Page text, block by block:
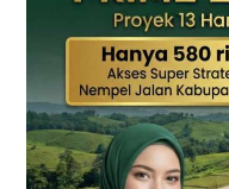
Bogor
Gunung
&
SHM